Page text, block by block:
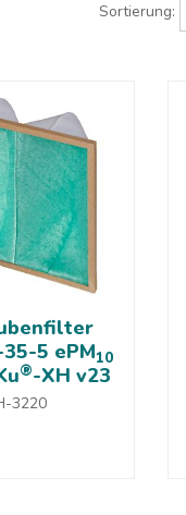
Sortierung:
5 ePM10
®-XH v23
3220